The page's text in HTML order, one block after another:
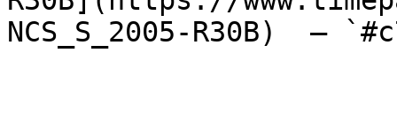
NCS_S_2005-R30B)  —